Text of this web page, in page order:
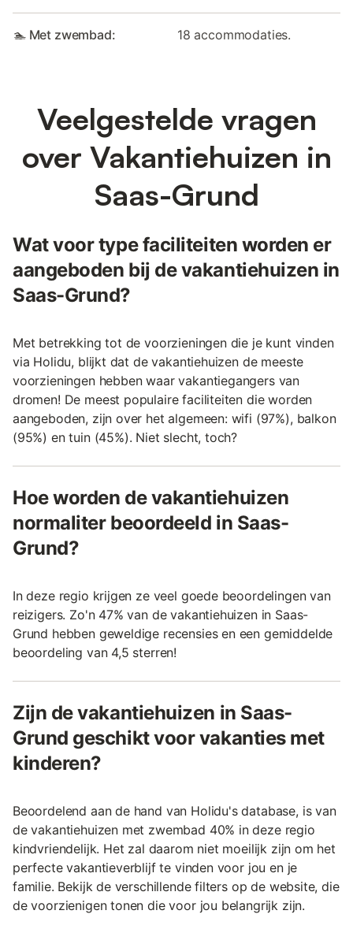
🏊 Met zwembad: 18 accommodaties.
Veelgestelde vragen
over Vakantiehuizen in
Saas-Grund
Wat voor type faciliteiten worden er
aangeboden bij de vakantiehuizen in
Saas-Grund?
Met betrekking tot de voorzieningen die je kunt vinden
via Holidu, blijkt dat de vakantiehuizen de meeste
voorzieningen hebben waar vakantiegangers van
dromen! De meest populaire faciliteiten die worden
aangeboden, zijn over het algemeen: wifi (97%), balkon
(95%) en tuin (45%). Niet slecht, toch?
Hoe worden de vakantiehuizen
normaliter beoordeeld in Saas-
Grund?
In deze regio krijgen ze veel goede beoordelingen van
reizigers. Zo'n 47% van de vakantiehuizen in Saas-
Grund hebben geweldige recensies en een gemiddelde
beoordeling van 4,5 sterren!
Zijn de vakantiehuizen in Saas-
Grund geschikt voor vakanties met
kinderen?
Beoordelend aan de hand van Holidu's database, is van
de vakantiehuizen met zwembad 40% in deze regio
kindvriendelijk. Het zal daarom niet moeilijk zijn om het
perfecte vakantieverblijf te vinden voor jou en je
familie. Bekijk de verschillende filters op de website, die
de voorzienigen tonen die voor jou belangrijk zijn.